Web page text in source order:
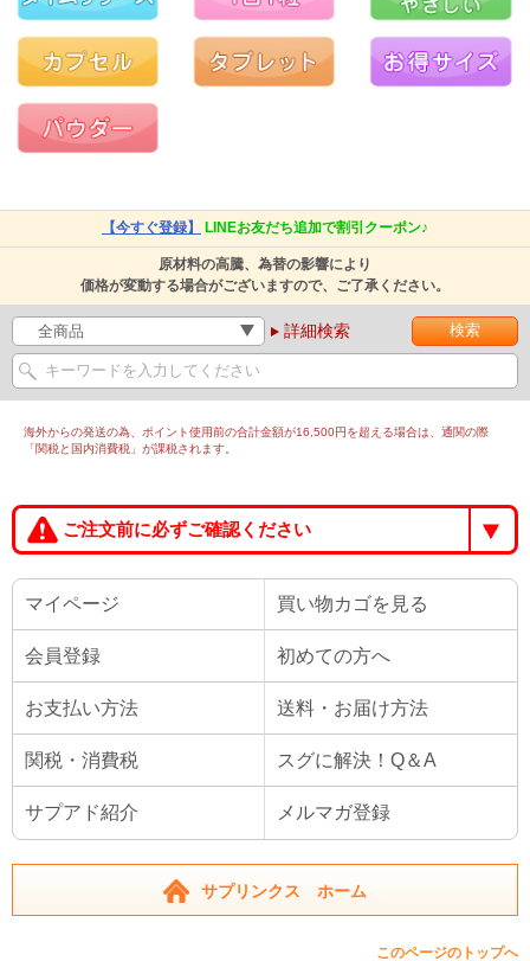
【今すぐ登録】 LINEお友だち追加で割引クーポン♪
原材料の高騰、為替の影響により
価格が変動する場合がございますので、ご了承ください。
詳細検索
海外からの発送の為、ポイント使用前の合計金額が16,500円を超える場合は、通関の際
「関税と国内消費税」が課税されます。
ご注文前に必ずご確認ください
マイページ 買い物カゴを見る
会員登録 初めての方へ
お支払い方法 送料・お届け方法
関税・消費税 スグに解決！Q＆A
サプアド紹介 メルマガ登録
サプリンクス ホーム
このページのトップへ